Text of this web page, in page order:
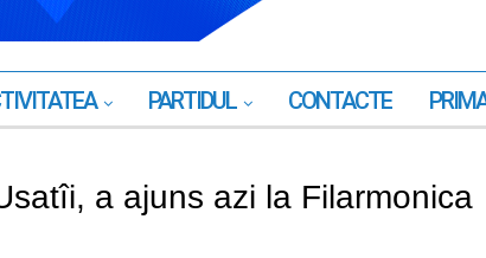
PARTIDUL CONTACTE
a ajuns azi la Filarmonica